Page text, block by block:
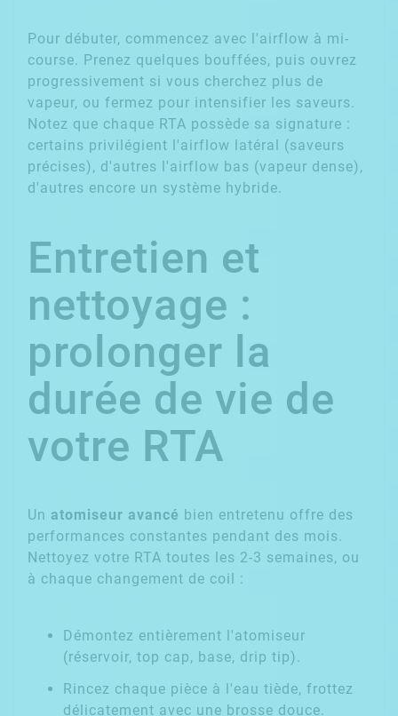
Pour débuter, commencez avec l'airflow à mi-
course. Prenez quelques bouffées, puis ouvrez
progressivement si vous cherchez plus de
vapeur, ou fermez pour intensifier les saveurs.
Notez que chaque RTA possède sa signature :
certains privilégient l'airflow latéral (saveurs
précises), d'autres l'airflow bas (vapeur dense),
d'autres encore un système hybride.
Entretien et
nettoyage :
prolonger la
durée de vie de
votre RTA
Un atomiseur avancé bien entretenu offre des
performances constantes pendant des mois.
Nettoyez votre RTA toutes les 2-3 semaines, ou
à chaque changement de coil :
Démontez entièrement l'atomiseur
(réservoir, top cap, base, drip tip).
Rincez chaque pièce à l'eau tiède, frottez
délicatement avec une brosse douce.